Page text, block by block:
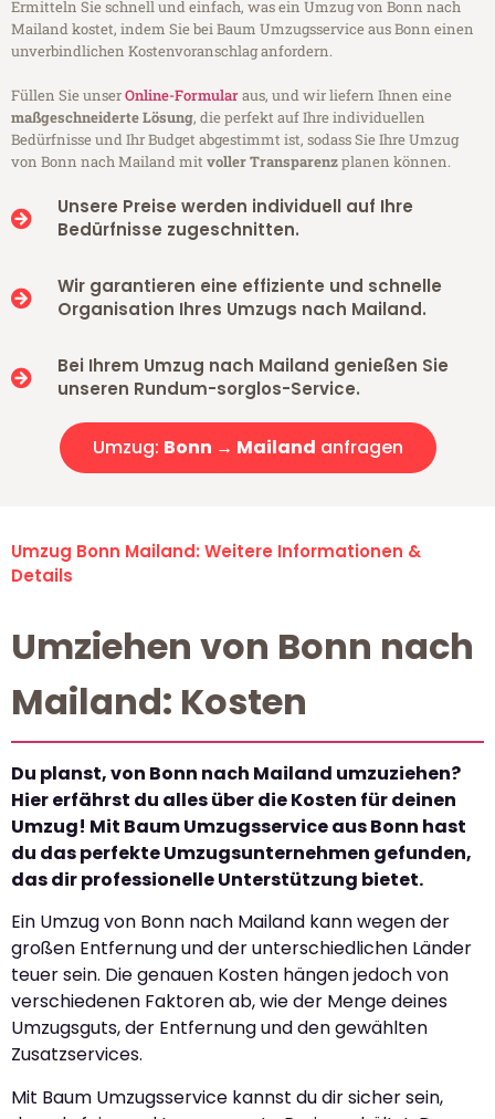
Ermitteln Sie schnell und einfach, was ein Umzug von Bonn nach
Mailand kostet, indem Sie bei Baum Umzugsservice aus Bonn einen
unverbindlichen Kostenvoranschlag anfordern.
Füllen Sie unserOnline-Formularaus, und wir liefern Ihnen eine
maßgeschneiderte Lösung, die perfekt auf Ihre individuellen
Bedürfnisse und Ihr Budget abgestimmt ist, sodass Sie Ihre Umzug
von Bonn nach Mailand mitvoller Transparenzplanen können.
Unsere Preise werden individuell auf Ihre
Bedürfnisse zugeschnitten.
Wir garantieren eine effiziente und schnelle
Organisation Ihres Umzugs nach Mailand.
Bei Ihrem Umzug nach Mailand genießen Sie
unseren Rundum-sorglos-Service.
Umzug: Bonn → Mailand anfragen
Umzug Bonn Mailand: Weitere Informationen &
Details
Umziehen von Bonn nach
Mailand: Kosten
Du planst, von Bonn nach Mailand umzuziehen?
Hier erfährst du alles über die Kosten für deinen
Umzug! Mit Baum Umzugsservice aus Bonn hast
du das perfekte Umzugsunternehmen gefunden,
das dir professionelle Unterstützung bietet.
Ein Umzug von Bonn nach Mailand kann wegen der
großen Entfernung und der unterschiedlichen Länder
teuer sein. Die genauen Kosten hängen jedoch von
verschiedenen Faktoren ab, wie der Menge deines
Umzugsguts, der Entfernung und den gewählten
Zusatzservices.
Mit Baum Umzugsservice kannst du dir sicher sein,